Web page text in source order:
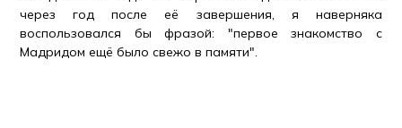
через год после её завершения, я наверняка
воспользовался бы фразой: "первое знакомство с
Мадридом ещё было свежо в памяти".